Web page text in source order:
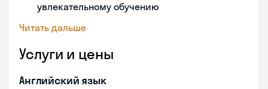
увлекательному обучению
Читать дальше
Услуги и цены
Английский язык